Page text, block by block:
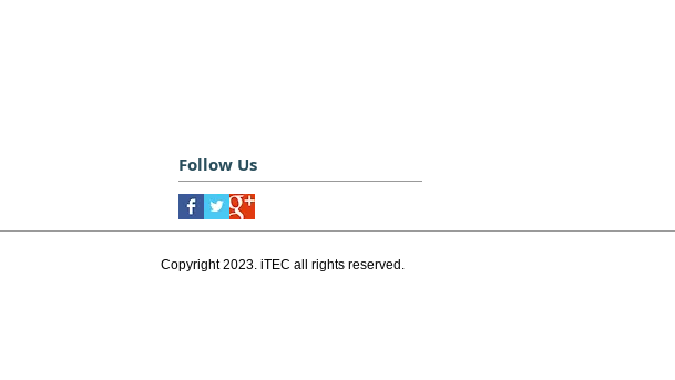
Follow Us
Copyright 2023. iTEC all rights reserved.